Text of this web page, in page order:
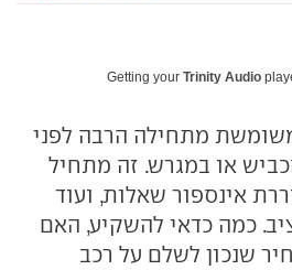
Getting your Trinity Audio
מתחילה הרבה לפני
או במגרש. זה מתחיל
אינספור שאלות, ועוד
כמה כדאי להשקיע, האם
שנכון לשלם על רכב